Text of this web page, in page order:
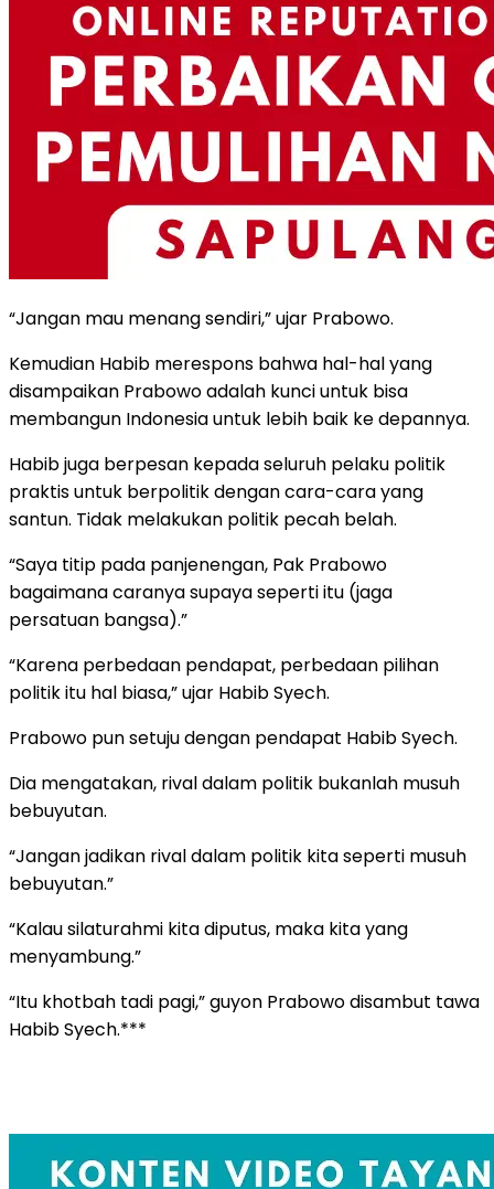
“Jangan mau menang sendiri,” ujar Prabowo.
Kemudian Habib merespons bahwa hal-hal yang
disampaikan Prabowo adalah kunci untuk bisa
membangun Indonesia untuk lebih baik ke depannya.
Habib juga berpesan kepada seluruh pelaku politik
praktis untuk berpolitik dengan cara-cara yang
santun. Tidak melakukan politik pecah belah.
“Saya titip pada panjenengan, Pak Prabowo
bagaimana caranya supaya seperti itu (jaga
persatuan bangsa).”
“Karena perbedaan pendapat, perbedaan pilihan
politik itu hal biasa,” ujar Habib Syech.
Prabowo pun setuju dengan pendapat Habib Syech.
Dia mengatakan, rival dalam politik bukanlah musuh
bebuyutan.
“Jangan jadikan rival dalam politik kita seperti musuh
bebuyutan.”
“Kalau silaturahmi kita diputus, maka kita yang
menyambung.”
“Itu khotbah tadi pagi,” guyon Prabowo disambut tawa
Habib Syech.***